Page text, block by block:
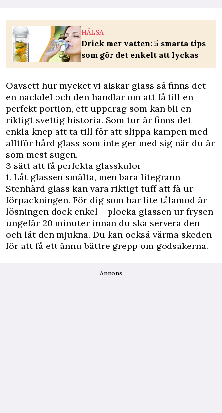
HÄLSA
Drick mer vatten: 5 smarta tips
som gör det enkelt att lyckas
Oavsett hur mycket vi älskar glass så finns det
en nackdel och den handlar om att få till en
perfekt portion, ett uppdrag som kan bli en
riktigt svettig historia. Som tur är finns det
enkla knep att ta till för att slippa kampen med
alltför hård glass som inte ger med sig när du är
som mest sugen.
3 sätt att få perfekta glasskulor
1. Låt glassen smälta, men bara litegrann
Stenhård glass kan vara riktigt tuff att få ur
förpackningen. För dig som har lite tålamod är
lösningen dock enkel – plocka glassen ur frysen
ungefär 20 minuter innan du ska servera den
och låt den mjukna. Du kan också värma skeden
för att få ett ännu bättre grepp om godsakerna.
Annons